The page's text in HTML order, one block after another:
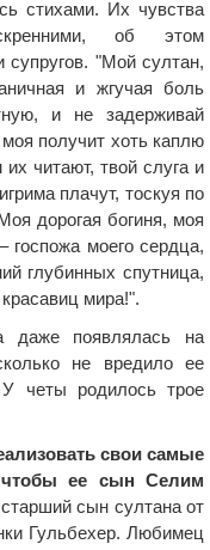
стихами. Их чувства
об этом
супругов. "Мой султан,
и жгучая боль
и не задерживай
получит хоть каплю
читают, твой слуга и
плачут, тоскуя по
дорогая богиня, моя
госпожа моего сердца,
глубинных спутница,
мира!".
даже появлялась на
не вредило ее
У четы родилось трое
свои самые
ее сын Селим
сын султана от
Гульбехер. Любимец